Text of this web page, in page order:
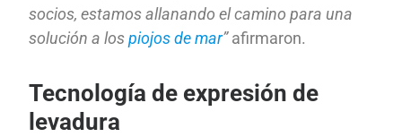
socios, estamos allanando el camino para una
solución a lospiojos de mar”afirmaron.
Tecnología de expresión de
levadura